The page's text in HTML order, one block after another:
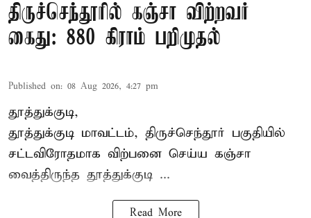
திருச்செந்தூரில் கஞ்சா விற்றவர்
கைது: 880 கிராம் பறிமுதல்
Published on: 08 Aug 2026, 4:27 pm
தூத்துக்குடி,
தூத்துக்குடி மாவட்டம், திருச்செந்தூர் பகுதியில்
சட்டவிரோதமாக விற்பனை செய்ய கஞ்சா
வைத்திருந்த தூத்துக்குடி ...
Read More